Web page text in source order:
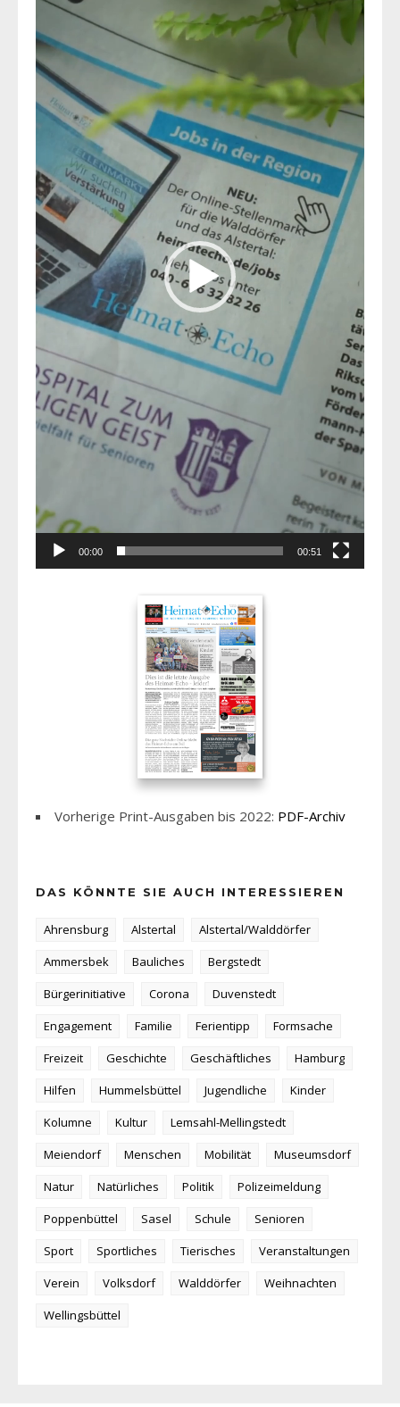
Player
00:00 00:51
Vorherige Print-Ausgaben bis 2022: PDF-Archiv
DAS KÖNNTE SIE AUCH INTERESSIEREN
Ahrensburg Alstertal
Alstertal/Walddörfer
Ammersbek
Bauliches
Bergstedt
Bürgerinitiative
Corona
Duvenstedt
Engagement
Familie Ferientipp
Formsache
Freizeit
Geschichte Geschäftliches
Hamburg
Hilfen
Hummelsbüttel Jugendliche
Kinder
Kolumne
Kultur
Lemsahl-Mellingstedt
Meiendorf
Menschen Mobilität
Museumsdorf
Natur
Natürliches Politik
Polizeimeldung
Poppenbüttel
Sasel Schule
Senioren
Sport
Sportliches Tierisches
Veranstaltungen
Verein
Volksdorf Walddörfer
Weihnachten
Wellingsbüttel